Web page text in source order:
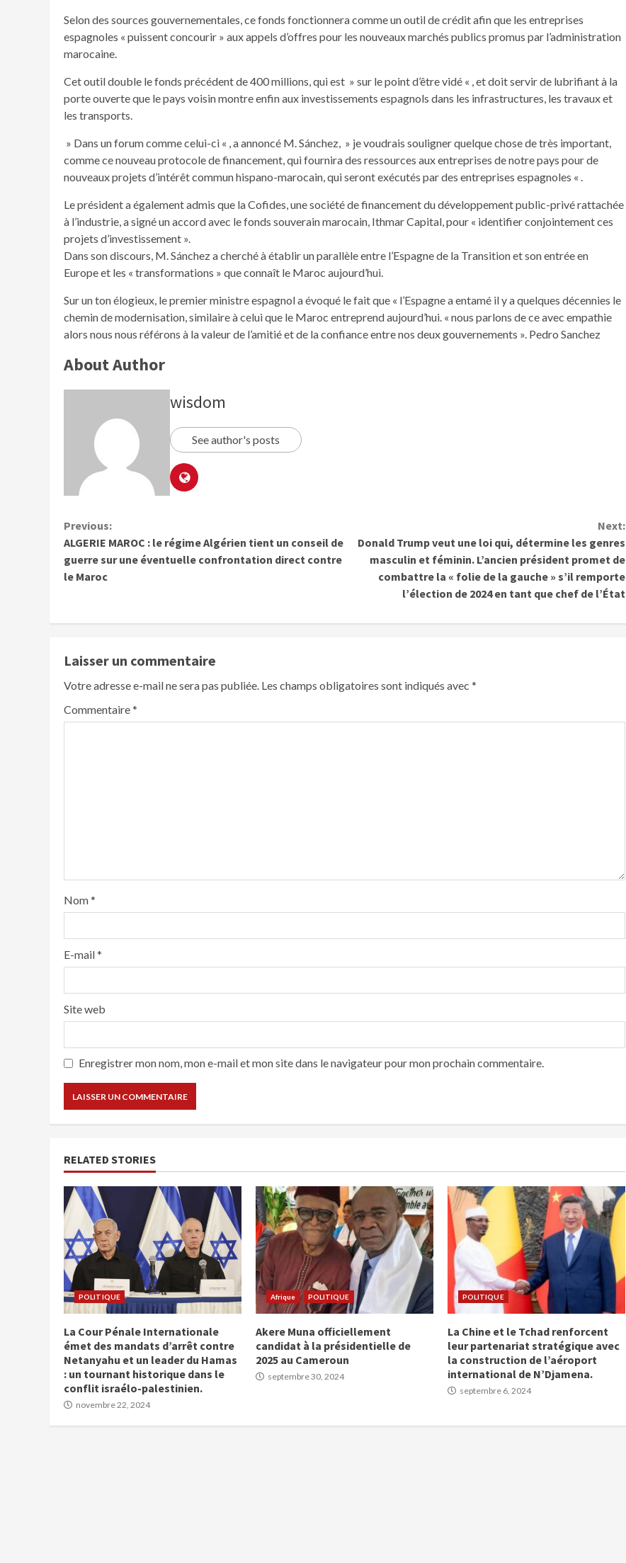
Selon des sources gouvernementales, ce fonds fonctionnera comme un outil de crédit afin que les entreprises
espagnoles « puissent concourir » aux appels d’offres pour les nouveaux marchés publics promus par l’administration
marocaine.
Cet outil double le fonds précédent de 400 millions, qui est » sur le point d’être vidé « , et doit servir de lubrifiant à la
porte ouverte que le pays voisin montre enfin aux investissements espagnols dans les infrastructures, les travaux et
les transports.
» Dans un forum comme celui-ci « , a annoncé M. Sánchez, » je voudrais souligner quelque chose de très important,
comme ce nouveau protocole de financement, qui fournira des ressources aux entreprises de notre pays pour de
nouveaux projets d’intérêt commun hispano-marocain, qui seront exécutés par des entreprises espagnoles « .
Le président a également admis que la Cofides, une société de financement du développement public-privé rattachée
à l’industrie, a signé un accord avec le fonds souverain marocain, Ithmar Capital, pour « identifier conjointement ces
projets d’investissement ».
Dans son discours, M. Sánchez a cherché à établir un parallèle entre l’Espagne de la Transition et son entrée en
Europe et les « transformations » que connaît le Maroc aujourd’hui.
Sur un ton élogieux, le premier ministre espagnol a évoqué le fait que « l’Espagne a entamé il y a quelques décennies le
chemin de modernisation, similaire à celui que le Maroc entreprend aujourd’hui. « nous parlons de ce avec empathie
alors nous nous référons à la valeur de l’amitié et de la confiance entre nos deux gouvernements ». Pedro Sanchez
About Author
wisdom
See author's posts
Previous:
ALGERIE MAROC : le régime Algérien tient un conseil de
guerre sur une éventuelle confrontation direct contre
le Maroc
Next:
Donald Trump veut une loi qui, détermine les genres
masculin et féminin. L’ancien président promet de
combattre la « folie de la gauche » s’il remporte
l’élection de 2024 en tant que chef de l’État
Laisser un commentaire
Votre adresse e-mail ne sera pas publiée. Les champs obligatoires sont indiqués avec *
Commentaire*
Nom*
E-mail*
Site web
Enregistrer mon nom, mon e-mail et mon site dans le navigateur pour mon prochain commentaire.
RELATED STORIES
POLITIQUE
La Cour Pénale Internationale
émet des mandats d’arrêt contre
Netanyahu et un leader du Hamas
: un tournant historique dans le
conflit israélo-palestinien.
novembre 22, 2024
Afrique POLITIQUE
Akere Muna officiellement
candidat à la présidentielle de
2025 au Cameroun
septembre 30, 2024
POLITIQUE
La Chine et le Tchad renforcent
leur partenariat stratégique avec
la construction de l’aéroport
international de N’Djamena.
septembre 6, 2024